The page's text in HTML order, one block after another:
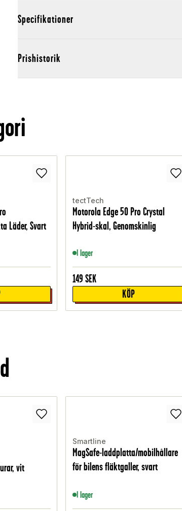
Specifikationer
Prishistorik
Läder, Svart
tectTech
Motorola Edge 50 Pro Crystal
Hybrid-skal, Genomskinlig
I lager
149 SEK
KÖP
vit
Smartline
MagSafe-laddplatta/mobilhållare
för bilens fläktgaller, svart
I lager